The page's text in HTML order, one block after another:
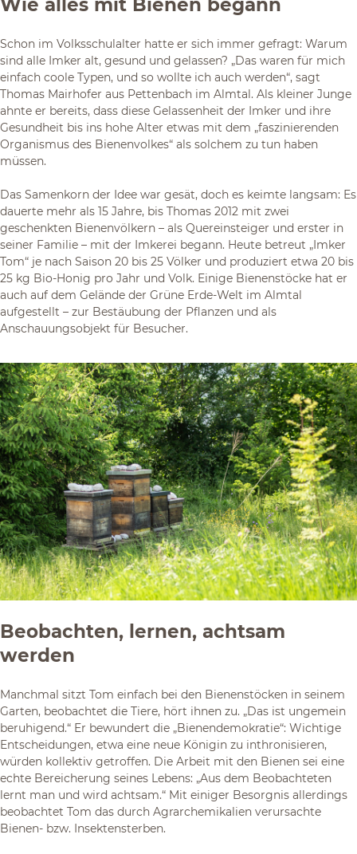
Schon im Volksschulalter hatte er sich immer gefragt: Warum
sind alle Imker alt, gesund und gelassen? „Das waren für mich
einfach coole Typen, und so wollte ich auch werden“, sagt
Thomas Mairhofer aus Pettenbach im Almtal. Als kleiner Junge
ahnte er bereits, dass diese Gelassenheit der Imker und ihre
Gesundheit bis ins hohe Alter etwas mit dem „faszinierenden
Organismus des Bienenvolkes“ als solchem zu tun haben
müssen.
Das Samenkorn der Idee war gesät, doch es keimte langsam: Es
dauerte mehr als 15 Jahre, bis Thomas 2012 mit zwei
geschenkten Bienenvölkern – als Quereinsteiger und erster in
seiner Familie – mit der Imkerei begann. Heute betreut „Imker
Tom“ je nach Saison 20 bis 25 Völker und produziert etwa 20 bis
25 kg Bio-Honig pro Jahr und Volk. Einige Bienenstöcke hat er
auch auf dem Gelände der Grüne Erde-Welt im Almtal
aufgestellt – zur Bestäubung der Pflanzen und als
Anschauungsobjekt für Besucher.
Beobachten, lernen, achtsam
werden
Manchmal sitzt Tom einfach bei den Bienenstöcken in seinem
Garten, beobachtet die Tiere, hört ihnen zu. „Das ist ungemein
beruhigend.“ Er bewundert die „Bienendemokratie“: Wichtige
Entscheidungen, etwa eine neue Königin zu inthronisieren,
würden kollektiv getroffen. Die Arbeit mit den Bienen sei eine
echte Bereicherung seines Lebens: „Aus dem Beobachteten
lernt man und wird achtsam.“ Mit einiger Besorgnis allerdings
beobachtet Tom das durch Agrarchemikalien verursachte
Bienen- bzw. Insektensterben.